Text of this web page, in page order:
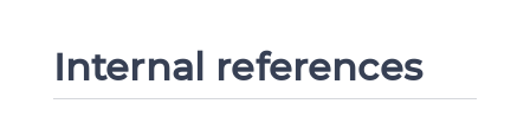
Internal references